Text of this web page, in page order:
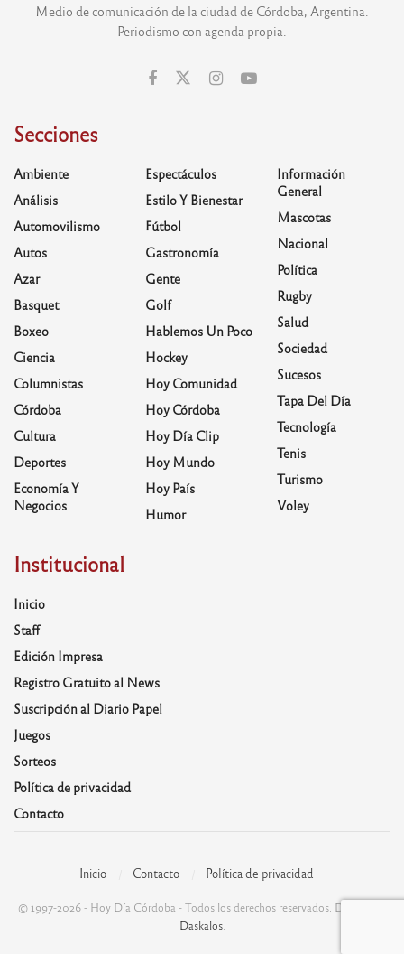
Medio de comunicación de la ciudad de Córdoba, Argentina.
Periodismo con agenda propia.
Secciones
Ambiente
Análisis
Automovilismo
Autos
Azar
Basquet
Boxeo
Ciencia
Columnistas
Córdoba
Cultura
Deportes
Economía Y
Negocios
Espectáculos
Estilo Y Bienestar
Fútbol
Gastronomía
Gente
Golf
Hablemos Un Poco
Hockey
Hoy Comunidad
Hoy Córdoba
Hoy Día Clip
Hoy Mundo
Hoy País
Humor
Información
General
Mascotas
Nacional
Política
Rugby
Salud
Sociedad
Sucesos
Tapa Del Día
Tecnología
Tenis
Turismo
Voley
Institucional
Inicio
Staff
Edición Impresa
Registro Gratuito al News
Suscripción al Diario Papel
Juegos
Sorteos
Política de privacidad
Contacto
Inicio Contacto Política de privacidad
© 1997-2026 - Hoy Día Córdoba - Todos los derechos reservados. Desarrolla:
Daskalos.